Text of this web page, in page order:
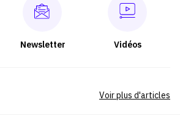
Newsletter Vidéos
Voir plus d'articles